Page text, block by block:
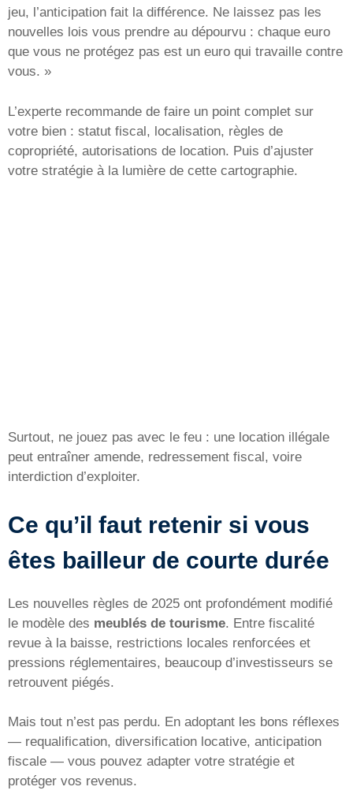
jeu, l’anticipation fait la différence. Ne laissez pas les
nouvelles lois vous prendre au dépourvu : chaque euro
que vous ne protégez pas est un euro qui travaille contre
vous. »
L’experte recommande de faire un point complet sur
votre bien : statut fiscal, localisation, règles de
copropriété, autorisations de location. Puis d’ajuster
votre stratégie à la lumière de cette cartographie.
Surtout, ne jouez pas avec le feu : une location illégale
peut entraîner amende, redressement fiscal, voire
interdiction d’exploiter.
Ce qu’il faut retenir si vous
êtes bailleur de courte durée
Les nouvelles règles de 2025 ont profondément modifié
le modèle des meublés de tourisme. Entre fiscalité
revue à la baisse, restrictions locales renforcées et
pressions réglementaires, beaucoup d’investisseurs se
retrouvent piégés.
Mais tout n’est pas perdu. En adoptant les bons réflexes
— requalification, diversification locative, anticipation
fiscale — vous pouvez adapter votre stratégie et
protéger vos revenus.